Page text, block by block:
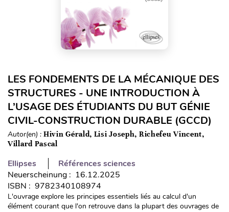
LES FONDEMENTS DE LA MÉCANIQUE DES
STRUCTURES - UNE INTRODUCTION À
L’USAGE DES ÉTUDIANTS DU BUT GÉNIE
CIVIL-CONSTRUCTION DURABLE (GCCD)
Autor(en) : Hivin Gérald, Lisi Joseph, Richefeu Vincent,
Villard Pascal
Ellipses
Références sciences
Neuerscheinung : 16.12.2025
ISBN : 9782340108974
L'ouvrage explore les principes essentiels liés au calcul d'un
élément courant que l'on retrouve dans la plupart des ouvrages de